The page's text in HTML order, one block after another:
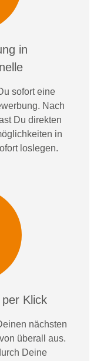
in
sofort eine
Nach
Du direkten
in
loslegen.
Klick
nächsten
überall aus.
Deine